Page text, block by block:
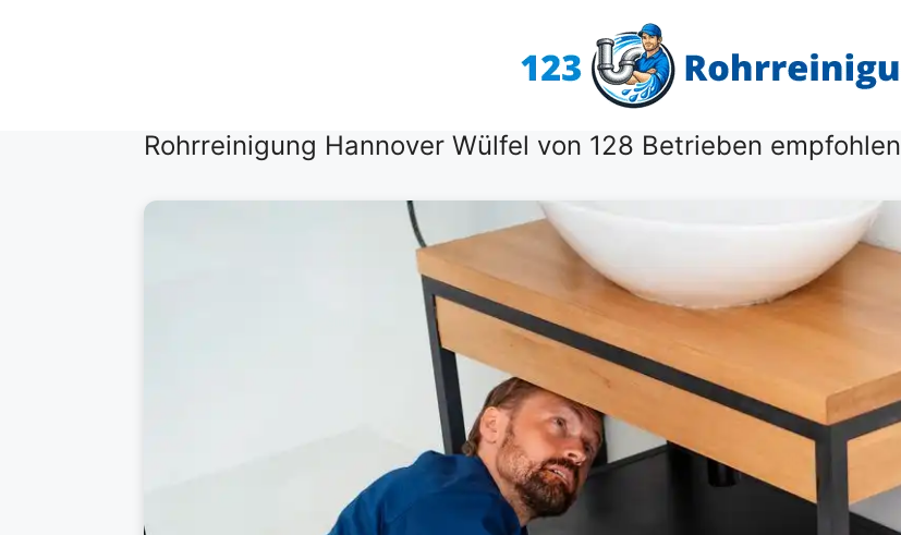
Rohrreinigung Hannover Wülfel von 128 Betrieben empfohlen